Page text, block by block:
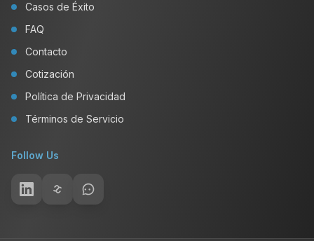
Casos de Éxito
FAQ
Contacto
Cotización
Política de Privacidad
Términos de Servicio
Follow Us